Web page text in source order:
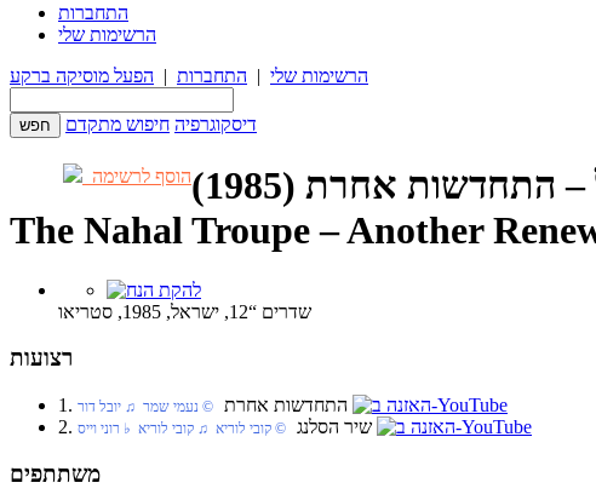
התחברות
הרשימות שלי
הרשימות שלי | התחברות | הפעל מוסיקה ברקע
דיסקוגרפיה חיפוש מתקדם
הוסף לרשימה
התחדשות אחרת (1985)
The Nahal Troupe – Another
שדרים “12, ישראל, 1985, סטריאו
רצועות
1. התחדשות אחרת ‏ © נעמי שמר‏ ♫ יובל דור
2. שיר הסלנג ‏ © קובי לוריא‏ ♫ קובי לוריא‏ ♭ רוני וייס
משתתפים